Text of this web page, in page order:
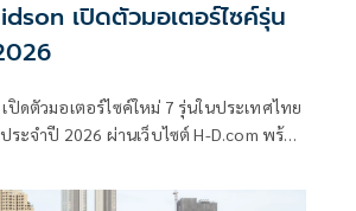
เปิดตัวมอเตอร์ไซค์รุ่น
ปิดตัวมอเตอร์ไซค์ใหม่ 7 รุ่นในประเทศไทย
ะจำปี 2026 ผ่านเว็บไซต์ H-D.com พร้อม